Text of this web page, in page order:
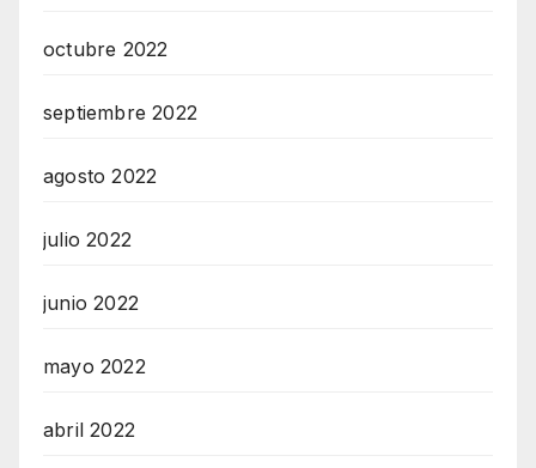
octubre 2022
septiembre 2022
agosto 2022
julio 2022
junio 2022
mayo 2022
abril 2022